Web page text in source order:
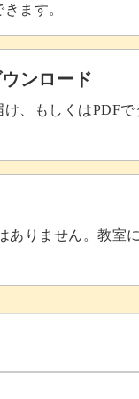
のサロンワーク
ます。
ンロード
、もしくはPDFで
ありません。教室